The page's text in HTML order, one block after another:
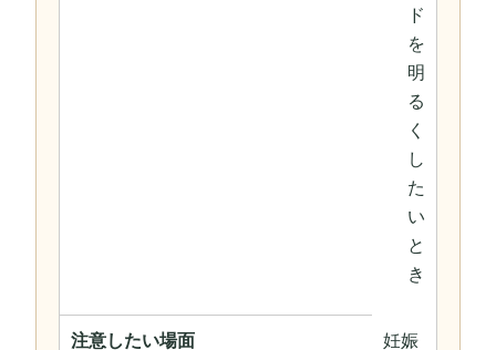
ド
を
明
る
く
し
た
い
と
き
注意したい場面
妊娠